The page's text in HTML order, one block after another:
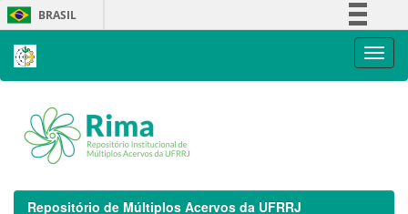
Skip
navigation
BRASIL
Repositório de Múltiplos Acervos da UFRRJ